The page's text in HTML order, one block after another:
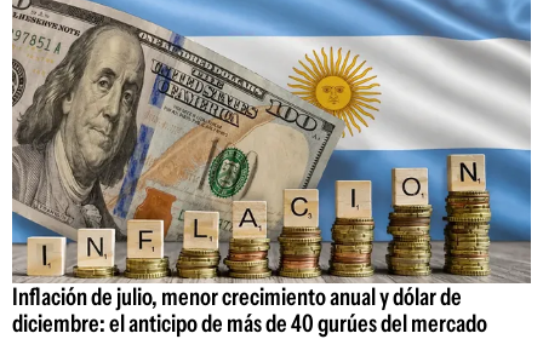
Inflación de julio, menor crecimiento anual y dólar de
diciembre: el anticipo de más de 40 gurúes del mercado